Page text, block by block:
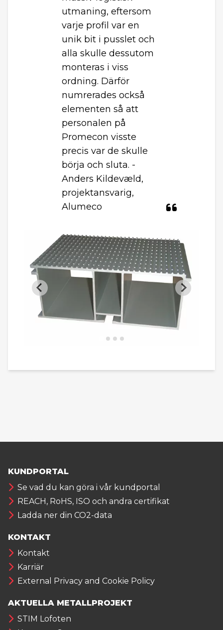
utmaning, eftersom
varje profil var en
unik bit i pusslet och
alla skulle dessutom
monteras i viss
ordning. Därför
numrerades också
elementen så att
personalen på
Promecon visste
precis var de skulle
börja och sluta. -
Anders Kildevæld,
projektansvarig,
Alumeco
KUNDPORTAL
Se vad du kan göra i vår kundportal
REACH, RoHS, ISO och andra certifikat
Ladda ner din CO2-data
KONTAKT
Kontakt
Karriär
External Privacy and Cookie Policy
AKTUELLA METALLPROJEKT
STIM Lofoten